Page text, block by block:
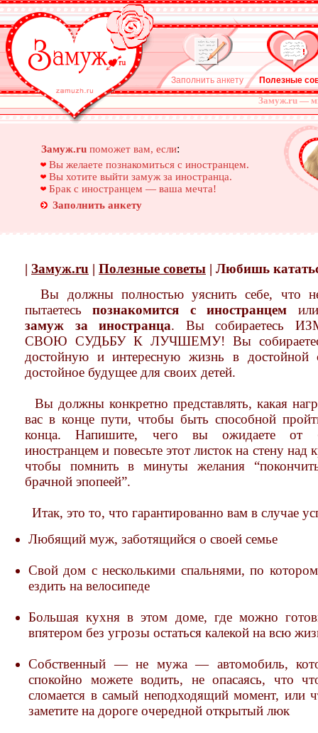
Заполнить анкету Полезные
Замуж.ru —
Замуж.ru поможет вам, если:
Вы желаете познакомиться с иностранцем.
Вы хотите выйти замуж за иностранца.
Брак с иностранцем — ваша мечта!
Заполнить анкету
| Замуж.ru | Полезные советы | Любишь
Вы должны полностью уяснить себе, что
пытаетесьпознакомится с иностранцем
замуж за иностранца. Вы собираетесь
СВОЮ СУДЬБУ К ЛУЧШЕМУ! Вы
достойную и интересную жизнь в достойной
достойное будущее для своих детей.
Вы должны конкретно представлять, какая
вас в конце пути, чтобы быть способной
конца. Напишите, чего вы ожидаете от
иностранцем и повесьте этот листок на стену над
чтобы помнить в минуты желания
брачной эпопеей”.
Итак, это то, что гарантированно вам в случае
Любящий муж, заботящийся о своей семье
Свой дом с несколькими спальнями, по
ездить на велосипеде
Большая кухня в этом доме, где можно
впятером без угрозы остаться калекой на всю
Собственный — не мужа — автомобиль,
спокойно можете водить, не опасаясь, что
сломается в самый неподходящий момент, или
заметите на дороге очередной открытый люк